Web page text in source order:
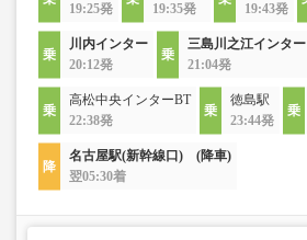
19:25発
19:35発
19:43発
川内インター
20:12発
三島川之江インター
21:04発
高松中央インターBT
22:38発
徳島駅
23:44発
名古屋駅(新幹線口) (降車)
翌05:30着